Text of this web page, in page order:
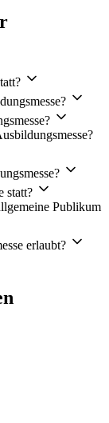
statt?
Publikum
erlaubt?